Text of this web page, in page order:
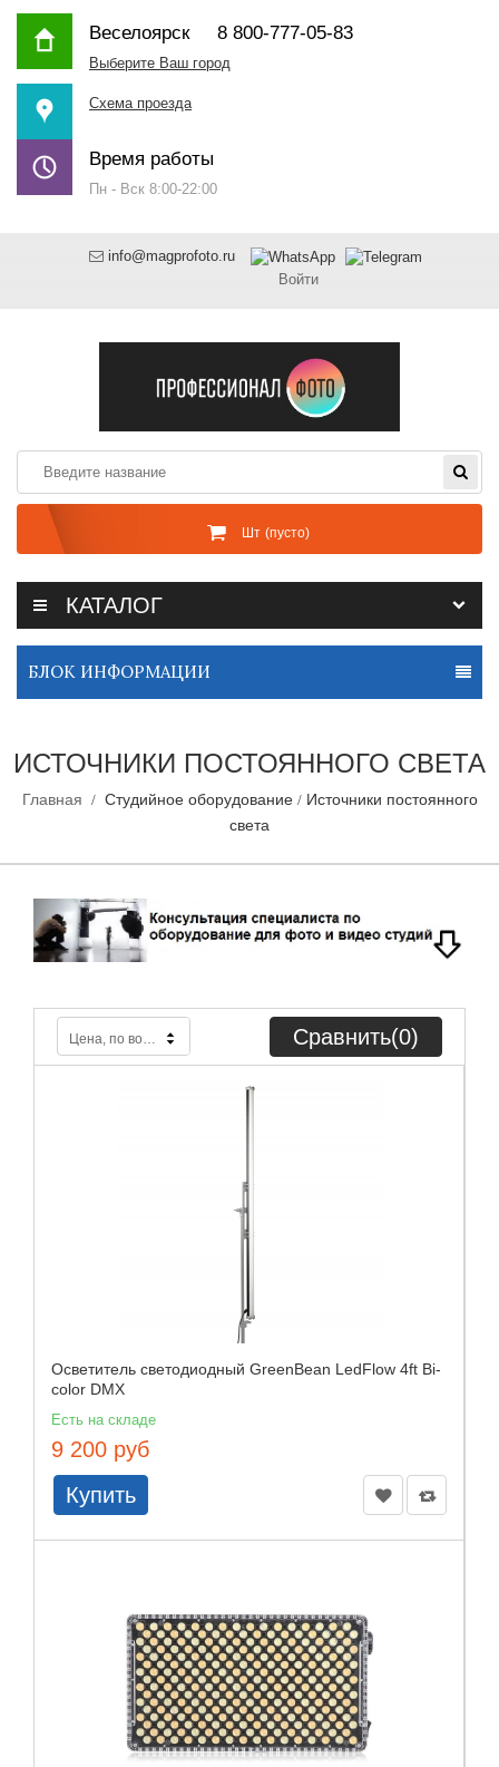
Веселоярск8 800-777-05-83
Выберите Ваш город
Схема проезда
Время работы
Пн - Вск 8:00-22:00
info@magprofoto.ru
Войти
Шт (пусто)
КАТАЛОГ
БЛОК ИНФОРМАЦИИ
ИСТОЧНИКИ ПОСТОЯННОГО СВЕТА
Главная Студийное оборудование
Источники постоянного
света
Цена, по возрастанию Сравнить(0)
Осветитель светодиодный GreenBean LedFlow 4ft Bi-
color DMX
Есть на складе
9 200 руб
Купить